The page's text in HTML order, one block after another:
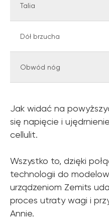
Talia
Dół brzucha
Obwód nóg
Jak widać na
się napięcie i
cellulit.
Wszystko to, dzięki
technologii do
urządzeniom Zemits
proces utraty wagi i
Annie.